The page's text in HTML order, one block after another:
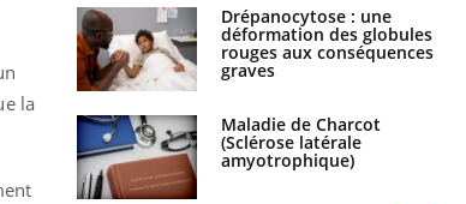
la
Drépanocytose : une
déformation des globules
rouges aux conséquences
graves
Maladie de Charcot
(Sclérose latérale
amyotrophique)